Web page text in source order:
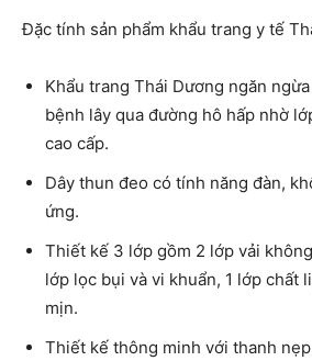
Đặc tính sản phẩm khẩu trang y tế
Khẩu trang Thái Dương ngăn
bệnh lây qua đường hô hấp nhờ
cao cấp.
Dây thun đeo có tính năng đàn,
ứng.
Thiết kế 3 lớp gồm 2 lớp vải
lớp lọc bụi và vi khuẩn, 1 lớp chất
mịn.
Thiết kế thông minh với thanh